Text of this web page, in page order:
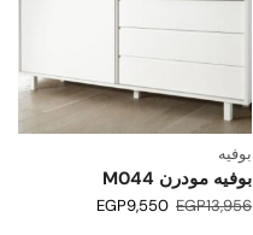
بوفيه
بوفيه مودرن M044
EGP13,956
EGP9,550